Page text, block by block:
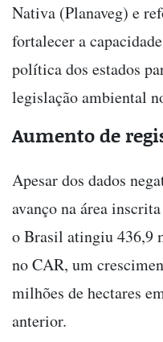
Nativa (Planaveg) e
fortalecer a
política dos estados
legislação ambiental
Aumento de
Apesar dos dados
avanço na área
o Brasil atingiu 436,9
no CAR, um
milhões de hectares
anterior.